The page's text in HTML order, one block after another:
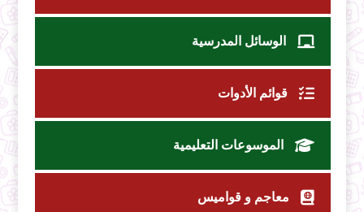
الوسائل المدرسية
قوائم الأدوات
الموسوعات التعليمية
معاجم و قواميس